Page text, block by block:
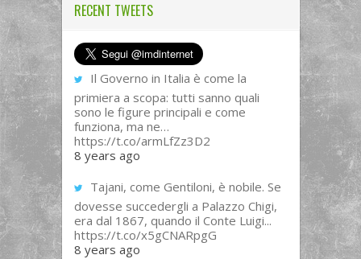
RECENT TWEETS
Il Governo in Italia è come la
primiera a scopa: tutti sanno quali
sono le figure principali e come
funziona, ma ne…
https://t.co/armLfZz3D2
8 years ago
Tajani, come Gentiloni, è nobile. Se
dovesse succedergli a Palazzo Chigi,
era dal 1867, quando il Conte Luigi...
https://t.co/x5gCNARpgG
8 years ago